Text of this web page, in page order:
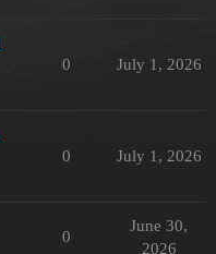
0 July 1, 2026
0 July 1, 2026
0
June 30,
2026